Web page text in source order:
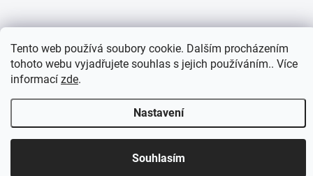
Tento web používá soubory cookie. Dalším procházením
tohoto webu vyjadřujete souhlas s jejich používáním.. Více
informací zde.
Nastavení
Souhlasím
Otevírací doba 7:30 - 16:00 hod